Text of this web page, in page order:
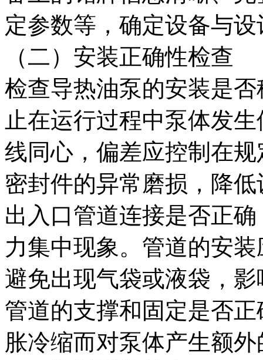
定参数等，确定设备与
（二）安装正确性检查
检查导热油泵的安装是
止在运行过程中泵体发
线同心，偏差应控制在
密封件的异常磨损，降
出入口管道连接是否正
力集中现象。管道的安
避免出现气袋或液袋，
管道的支撑和固定是否
胀冷缩而对泵体产生额